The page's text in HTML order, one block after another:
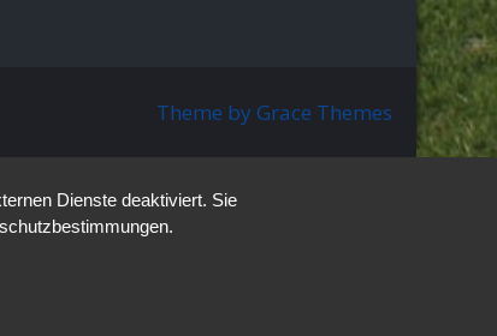
Theme by Grace Themes
Dienste deaktiviert. Sie